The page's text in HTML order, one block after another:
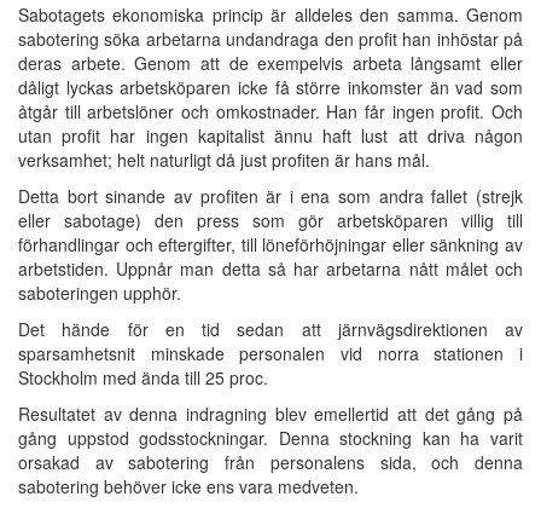
Sabotagets ekonomiska princip är alldeles den samma. Genom
sabotering söka arbetarna undandraga den profit han inhöstar på
deras arbete. Genom att de exempelvis arbeta långsamt eller
dåligt lyckas arbetsköparen icke få större inkomster än vad som
åtgår till arbetslöner och omkostnader. Han får ingen profit. Och
utan profit har ingen kapitalist ännu haft lust att driva någon
verksamhet; helt naturligt då just profiten är hans mål.
Detta bort sinande av profiten är i ena som andra fallet (strejk
eller sabotage) den press som gör arbetsköparen villig till
förhandlingar och eftergifter, till löneförhöjningar eller sänkning av
arbetstiden. Uppnår man detta så har arbetarna nått målet och
saboteringen upphör.
Det hände för en tid sedan att järnvägsdirektionen av
sparsamhetsnit minskade personalen vid norra stationen i
Stockholm med ända till 25 proc.
Resultatet av denna indragning blev emellertid att det gång på
gång uppstod godsstockningar. Denna stockning kan ha varit
orsakad av sabotering från personalens sida, och denna
sabotering behöver icke ens vara medveten.